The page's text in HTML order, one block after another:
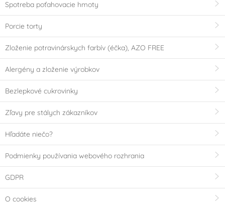
Spotreba poťahovacie hmoty
Porcie torty
Zloženie potravinárskych farbív (éčka), AZO FREE
Alergény a zloženie výrobkov
Bezlepkové cukrovinky
Zľavy pre stálych zákazníkov
Hľadáte niečo?
Podmienky používania webového rozhrania
GDPR
O cookies